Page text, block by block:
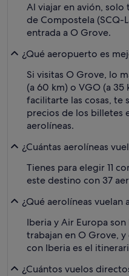
Al viajar en avión, solo
de Compostela (SCQ-
entrada a O Grove.
¿Qué aeropuerto es
Si visitas O Grove, lo
(a 60 km) o VGO (a 35
facilitarte las cosas, te
precios de los billetes
aerolíneas.
¿Cuántas aerolíneas
Tienes para elegir 11
este destino con 37
¿Qué aerolíneas vuelan
Iberia y Air Europa
trabajan en O Grove,
con Iberia es el
¿Cuántos vuelos